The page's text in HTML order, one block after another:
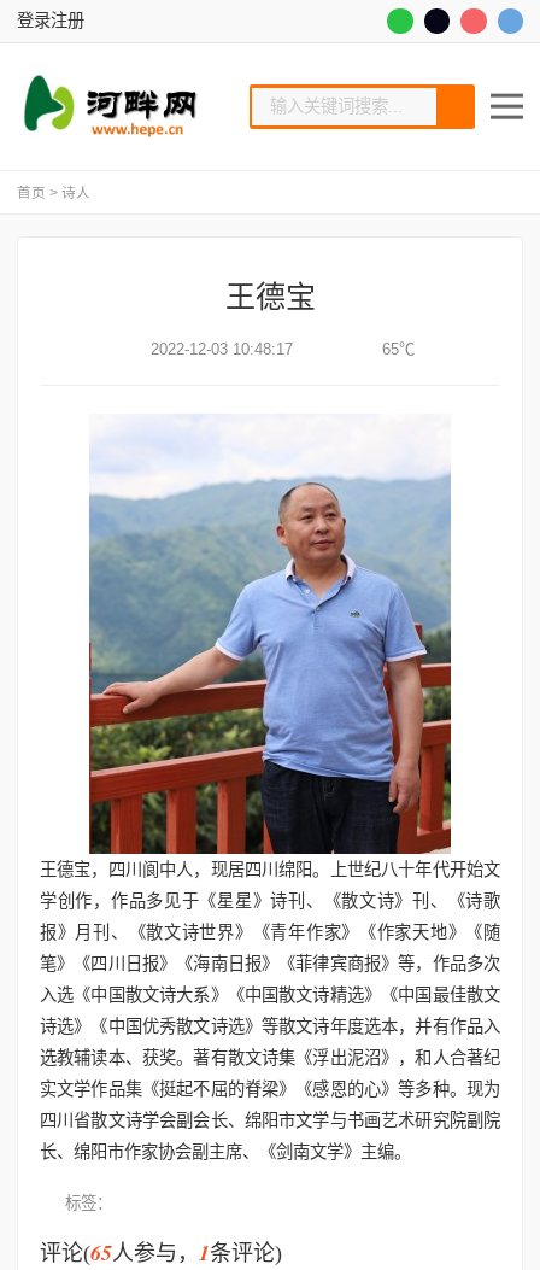
登录注册
首页 > 诗人
王德宝
2022-12-03 10:48:17 65℃
王德宝，四川阆中人，现居四川绵阳。上世纪八十年代开始文
学创作，作品多见于《星星》诗刊、《散文诗》刊、《诗歌
报》月刊、《散文诗世界》《青年作家》《作家天地》《随
笔》《四川日报》《海南日报》《菲律宾商报》等，作品多次
入选《中国散文诗大系》《中国散文诗精选》《中国最佳散文
诗选》《中国优秀散文诗选》等散文诗年度选本，并有作品入
选教辅读本、获奖。著有散文诗集《浮出泥沼》，和人合著纪
实文学作品集《挺起不屈的脊梁》《感恩的心》等多种。现为
四川省散文诗学会副会长、绵阳市文学与书画艺术研究院副院
长、绵阳市作家协会副主席、《剑南文学》主编。
标签：
评论(65人参与， 1条评论)